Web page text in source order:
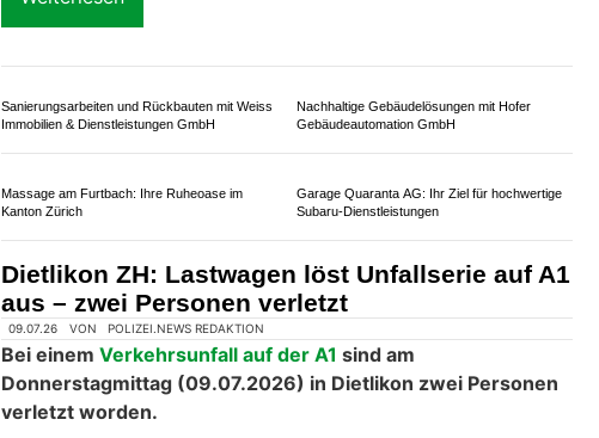
25.06.26 VON
Kurz vor 17:20 Uhr kam es im Rückstau vorheriger Unfälle
auf der Autobahn A1 zu einemVerkehrsunfall mit einem
Motorradund einem Auto.
Der 55-jährige Motorradfahrer wurde dabei lebensbedrohlich
verletzt.
Weiterlesen